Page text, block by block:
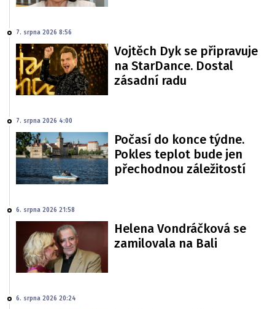
7. srpna 2026 8:56
Vojtěch Dyk se připravuje
na StarDance. Dostal
zásadní radu
7. srpna 2026 4:00
Počasí do konce týdne.
Pokles teplot bude jen
přechodnou záležitostí
6. srpna 2026 21:58
Helena Vondráčková se
zamilovala na Bali
6. srpna 2026 20:24